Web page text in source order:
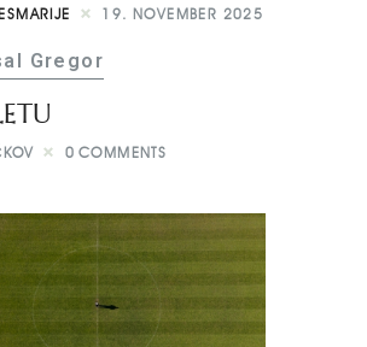
19. NOVEMBER 2025
Gregor
0 COMMENTS